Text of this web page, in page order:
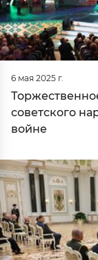
6 мая 2025 г.
советского
войне